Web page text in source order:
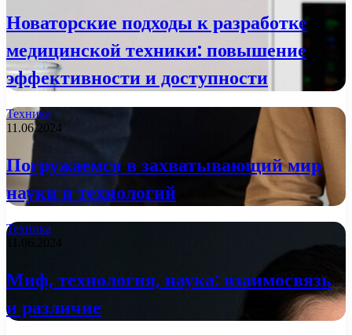
Новаторские подходы к разработке
медицинской техники: повышение
эффективности и доступности
Техника
11.06.2024
Погружаемся в захватывающий мир
науки и технологий
Техника
11.06.2024
Миф, технология, наука: взаимосвязь
и различие